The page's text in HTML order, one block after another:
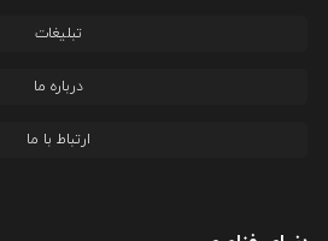
تبلیغات
درباره ما
ارتباط با ما